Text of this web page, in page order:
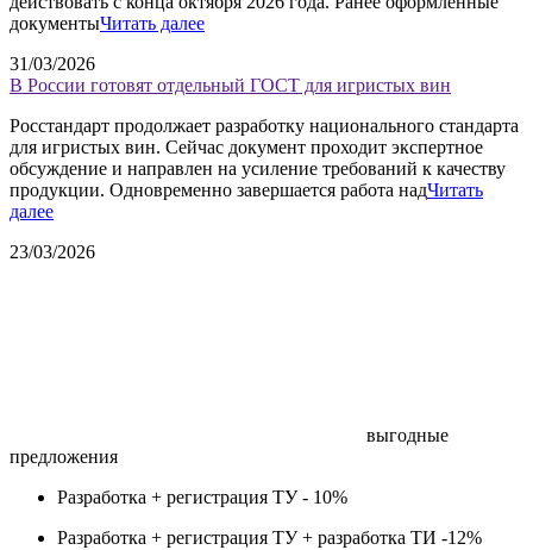
документыЧитать далее
31/03/2026
В России готовят отдельный ГОСТ для игристых вин
Росстандарт продолжает разработку национального стандарта
для игристых вин. Сейчас документ проходит экспертное
обсуждение и направлен на усиление требований к качеству
продукции. Одновременно завершается работа надЧитать
далее
23/03/2026
выгодные
предложения
Разработка + регистрация ТУ - 10%
Разработка + регистрация ТУ + разработка ТИ -12%